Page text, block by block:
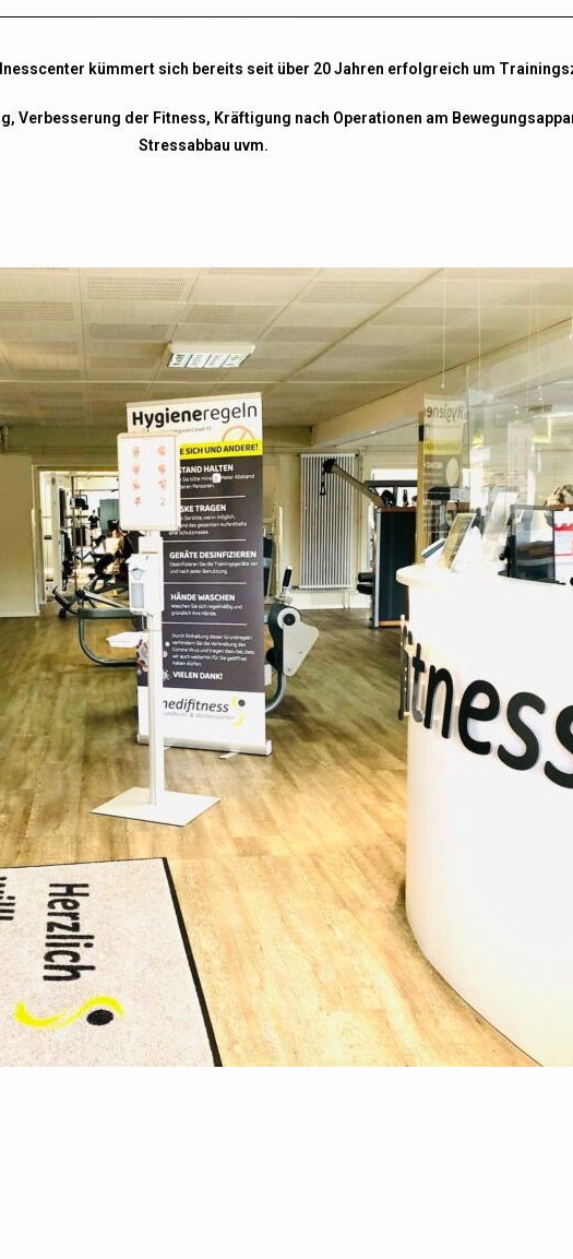
kümmert sich bereits seit über 20 Jahren erfolgreich um
Verbesserung der Fitness, Kräftigung nach Operationen am
Stressabbau uvm.